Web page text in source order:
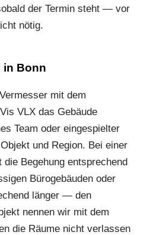
der Termin steht — vor
nötig.
in Bonn
mit dem
VLX das Gebäude
Team oder eingespielter
und Region. Bei einer
Begehung entsprechend
Bürogebäuden oder
länger — den
nennen wir mit dem
die Räume nicht verlassen